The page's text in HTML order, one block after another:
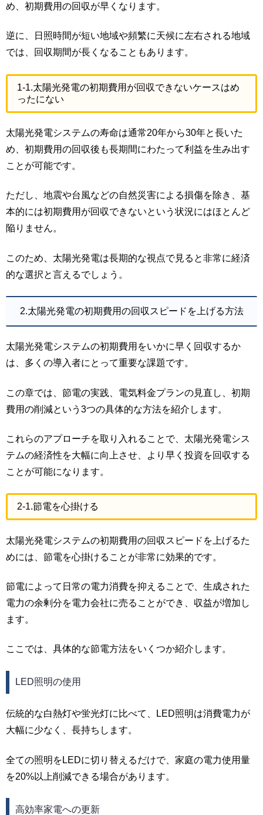
め、初期費用の回収が早くなります。
逆に、日照時間が短い地域や頻繁に天候に左右される地域
では、回収期間が長くなることもあります。
1-1.太陽光発電の初期費用が回収できないケースはめ
ったにない
太陽光発電システムの寿命は通常20年から30年と長いた
め、初期費用の回収後も長期間にわたって利益を生み出す
ことが可能です。
ただし、地震や台風などの自然災害による損傷を除き、基
本的には初期費用が回収できないという状況にはほとんど
陥りません。
このため、太陽光発電は長期的な視点で見ると非常に経済
的な選択と言えるでしょう。
2.太陽光発電の初期費用の回収スピードを上げる方法
太陽光発電システムの初期費用をいかに早く回収するか
は、多くの導入者にとって重要な課題です。
この章では、節電の実践、電気料金プランの見直し、初期
費用の削減という3つの具体的な方法を紹介します。
これらのアプローチを取り入れることで、太陽光発電シス
テムの経済性を大幅に向上させ、より早く投資を回収する
ことが可能になります。
2-1.節電を心掛ける
太陽光発電システムの初期費用の回収スピードを上げるた
めには、節電を心掛けることが非常に効果的です。
節電によって日常の電力消費を抑えることで、生成された
電力の余剰分を電力会社に売ることができ、収益が増加し
ます。
ここでは、具体的な節電方法をいくつか紹介します。
LED照明の使用
伝統的な白熱灯や蛍光灯に比べて、LED照明は消費電力が
大幅に少なく、長持ちします。
全ての照明をLEDに切り替えるだけで、家庭の電力使用量
を20%以上削減できる場合があります。
高効率家電への更新